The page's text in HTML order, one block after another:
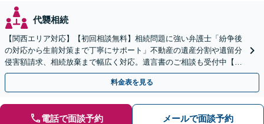
代襲相続
【関西エリア対応】【初回相談無料】相続問題に強い弁護士「紛争後
の対応から生前対策まで丁寧にサポート」不動産の遺産分割や遺留分
侵害額請求、相続放棄まで幅広く対応。遺言書のご相談も受付中【夜
間・休日面談可】【WEB面談】【完全個室】
料金表を見る
電話で面談予約 メールで面談予約